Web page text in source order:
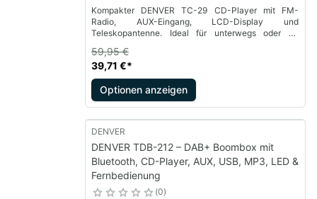
Kompakter DENVER TC-29 CD-Player mit FM-
Radio, AUX-Eingang, LCD-Display und
Teleskopantenne. Ideal für unterwegs oder zu
39,71 €*
59,95 €
Optionen anzeigen
DENVER
DENVER TDB-212 – DAB+ Boombox mit
Bluetooth, CD-Player, AUX, USB, MP3, LED &
Fernbedienung
0